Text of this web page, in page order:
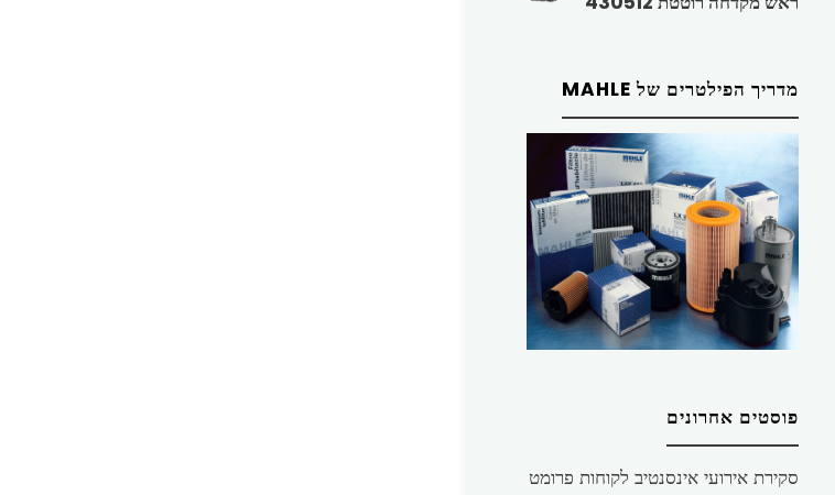
מדריך הפילטרים של MAHLE
פוסטים אחרונים
סקירת אירועי אינסנטיב לקוחות פרומט